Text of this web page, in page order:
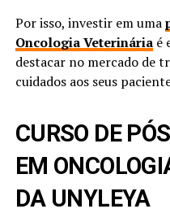
Por isso, investir em uma
Oncologia Veterináriaé
destacar no mercado de
cuidados aos seus
CURSO DE
EM
DA UNYLEYA